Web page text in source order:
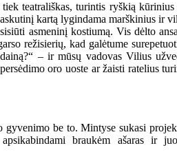
teatrališkas, turintis ryškią
kartą lygindama marškinius ir
asmeninį kostiumą. Vis dėlto
režisierių, kad galėtume
– ir mūsų vadovas Vilius
oro uoste ar žaisti ratelius
be to. Mintyse sukasi
braukėm ašaras ir